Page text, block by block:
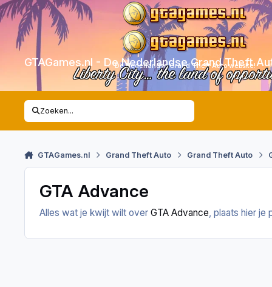
Skip to content
GTAGames.nl - De Nederlandse Grand Theft
De Nederlandse Grand Theft Auto website!
Liberty City… the land of
Zoeken...
GTAGames.nl Grand Theft Auto Grand Theft Auto
GTA Advance
Alles wat je kwijt wilt over GTA Advance, plaats hier je